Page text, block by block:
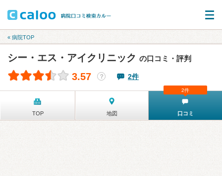
« 病院TOP
シー・エス・アイクリニック の口コミ・評判
3.57 ？ 2件
TOP 地図 口コミ
2件